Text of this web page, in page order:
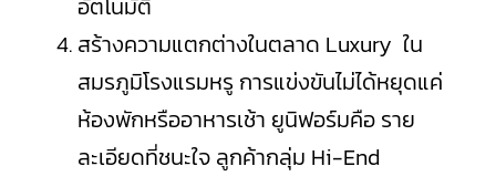
สร้างความแตกต่างในตลาด Luxury ใน
สมรภูมิโรงแรมหรู การแข่งขันไม่ได้หยุดแค่
ห้องพักหรืออาหารเช้า ยูนิฟอร์มคือ ราย
ละเอียดที่ชนะใจ ลูกค้ากลุ่ม Hi-End